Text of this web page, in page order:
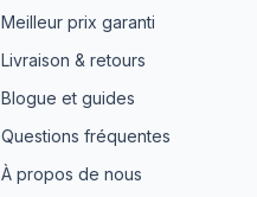
Meilleur prix garanti
Livraison & retours
Blogue et guides
Questions fréquentes
À propos de nous